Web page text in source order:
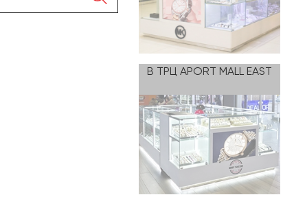
В ТРЦ APORT MALL EAST